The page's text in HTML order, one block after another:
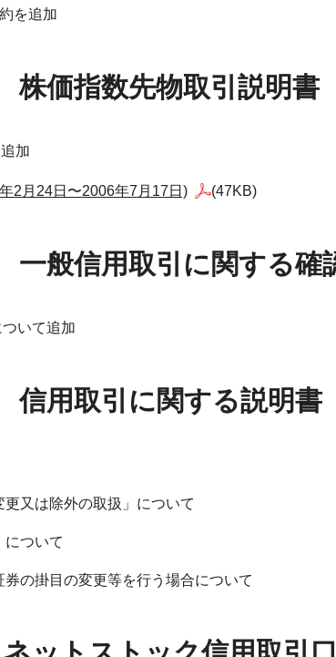
を追加
価指数先物取引説明書
加
2月24日〜2006年7月17日) (47KB)
般信用取引に関する確
いて追加
用取引に関する説明書
更又は除外の取扱」について
について
の掛目の変更等を行う場合について